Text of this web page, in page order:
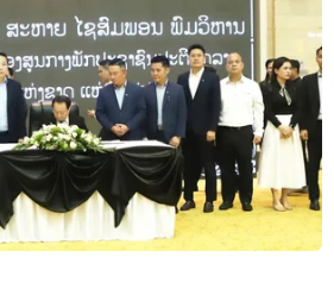
#Nancy Pelosi
#Thỏa thuận thương mại
Anh Mỹ